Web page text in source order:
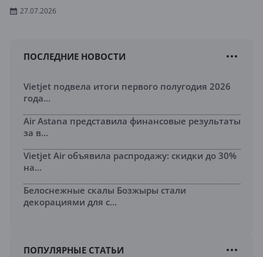
27.07.2026
ПОСЛЕДНИЕ НОВОСТИ
Vietjet подвела итоги первого полугодия 2026
года...
Air Astana представила финансовые результаты
за в...
Vietjet Air объявила распродажу: скидки до 30%
на...
Белоснежные скалы Бозжыры стали
декорациями для с...
ПОПУЛЯРНЫЕ СТАТЬИ